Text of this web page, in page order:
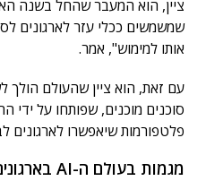
ציין, הוא המעבר שהחל בשנה
אותו למימוש", אמר.
סוכנים מוכנים, שפותחו על ידי
פלטפורמות שיאפשרו לארגונים
מגמות בעולם ה-AI בארגונים